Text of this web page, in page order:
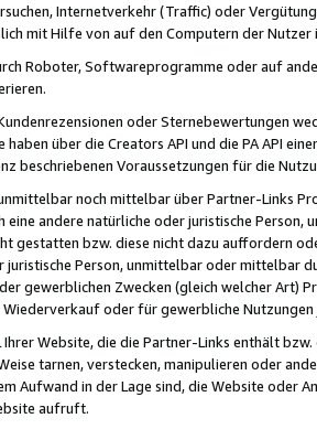
Internetverkehr (Traffic) oder
mit Hilfe von auf den Computern der
Roboter, Softwareprogramme oder auf
oder Sternebewertungen
haben über die Creators API und die PA API
beschriebenen Voraussetzungen für die
noch mittelbar über Partner-Links
eine andere natürliche oder juristische
gestatten bzw. diese nicht dazu auffordern
juristische Person, unmittelbar oder mittelbar
gewerblichen Zwecken (gleich welcher Art)
oder für gewerbliche
Ihrer Website, die die Partner-Links enthält
tarnen, verstecken, manipulieren oder
Aufwand in der Lage sind, die Website oder
aufruft.